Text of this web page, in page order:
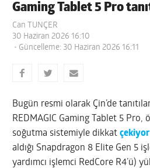
Gaming Tablet 5 Pro
Can TUNÇER
30 Haziran 2026 16:10
- Güncelleme: 30 Haziran 2026 16:11
Bugün resmi olarak Çin’de
REDMAGIC Gaming Tablet 5 Pro,
soğutma sistemiyle dikkatçekiyor
aldığı Snapdragon 8 Elite Gen 5
yardımcı işlemci RedCore R4’ü)